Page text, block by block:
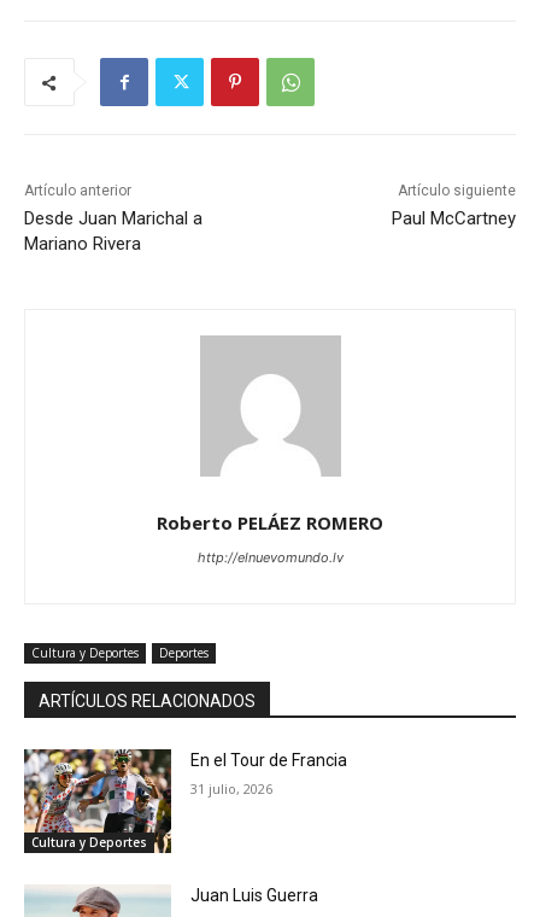
Artículo anterior
Desde Juan Marichal a
Mariano Rivera
Artículo siguiente
Paul McCartney
Roberto PELÁEZ ROMERO
http://elnuevomundo.lv
Cultura y Deportes Deportes
ARTÍCULOS RELACIONADOS
Cultura y Deportes
En el Tour de Francia
31 julio, 2026
Juan Luis Guerra